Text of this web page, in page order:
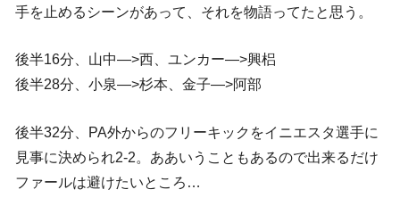
手を止めるシーンがあって、それを物語ってたと思う。
後半16分、山中—>西、ユンカー—>興梠
後半28分、小泉—>杉本、金子—>阿部
後半32分、PA外からのフリーキックをイニエスタ選手に
見事に決められ2-2。ああいうこともあるので出来るだけ
ファールは避けたいところ…